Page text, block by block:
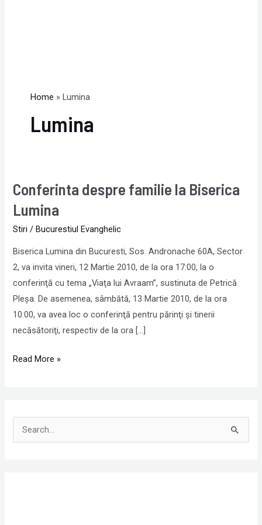
Home Lumina
Lumina
Conferinta despre familie la Biserica
Lumina
Stiri /Bucurestiul Evanghelic
Biserica Lumina din Bucuresti, Sos. Andronache 60A, Sector
2, va invita vineri, 12 Martie 2010, de la ora 17:00, la o
conferinţă cu tema „Viaţa lui Avraam”, sustinuta de Petrică
Pleşa. De asemenea, sâmbătă, 13 Martie 2010, de la ora
10:00, va avea loc o conferinţă pentru părinţi şi tinerii
necăsătoriţi, respectiv de la ora […]
Conferinta
familie
la
Biserica
Lumina
Read More »